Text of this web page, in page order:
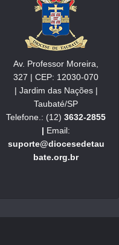
Av. Professor Moreira,
327 | CEP: 12030-070
| Jardim das Nações |
Taubaté/SP
Telefone.: (12) 3632-2855
| Email:
suporte@diocesedetau
bate.org.br